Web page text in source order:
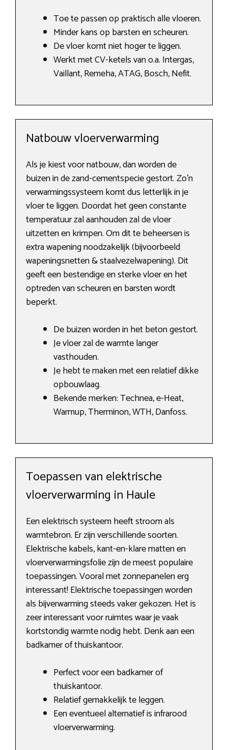
Toe te passen op praktisch alle vloeren.
Minder kans op barsten en scheuren.
De vloer komt niet hoger te liggen.
Werkt met CV-ketels van o.a. Intergas,
Vaillant, Remeha, ATAG, Bosch, Nefit.
Natbouw vloerverwarming
Als je kiest voor natbouw, dan worden de
buizen in de zand-cementspecie gestort. Zo’n
verwarmingssysteem komt dus letterlijk in je
vloer te liggen. Doordat het geen constante
temperatuur zal aanhouden zal de vloer
uitzetten en krimpen. Om dit te beheersen is
extra wapening noodzakelijk (bijvoorbeeld
wapeningsnetten & staalvezelwapening). Dit
geeft een bestendige en sterke vloer en het
optreden van scheuren en barsten wordt
beperkt.
De buizen worden in het beton gestort.
Je vloer zal de warmte langer
vasthouden.
Je hebt te maken met een relatief dikke
opbouwlaag.
Bekende merken: Technea, e-Heat,
Warmup, Therminon, WTH, Danfoss.
Toepassen van elektrische
vloerverwarming in Haule
Een elektrisch systeem heeft stroom als
warmtebron. Er zijn verschillende soorten.
Elektrische kabels, kant-en-klare matten en
vloerverwarmingsfolie zijn de meest populaire
toepassingen. Vooral met zonnepanelen erg
interessant! Elektrische toepassingen worden
als bijverwarming steeds vaker gekozen. Het is
zeer interessant voor ruimtes waar je vaak
kortstondig warmte nodig hebt. Denk aan een
badkamer of thuiskantoor.
Perfect voor een badkamer of
thuiskantoor.
Relatief gemakkelijk te leggen.
Een eventueel alternatief is infrarood
vloerverwarming.